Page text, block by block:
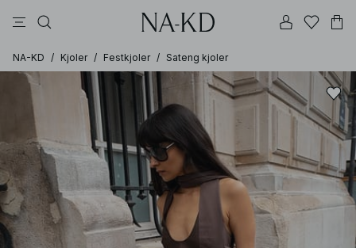
NA-KD / Kjoler / Festkjoler / Sateng kjoler